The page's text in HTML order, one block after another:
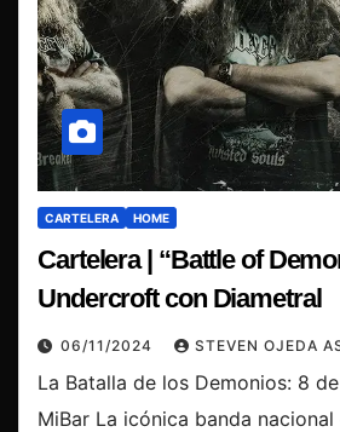
CARTELERA HOME
Cartelera | “Battle of
Undercroft con Diametral
06/11/2024 STEVEN OJEDA
La Batalla de los Demonios: 8
MiBar La icónica banda